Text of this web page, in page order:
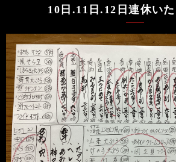
10日.11日.12日連休いた